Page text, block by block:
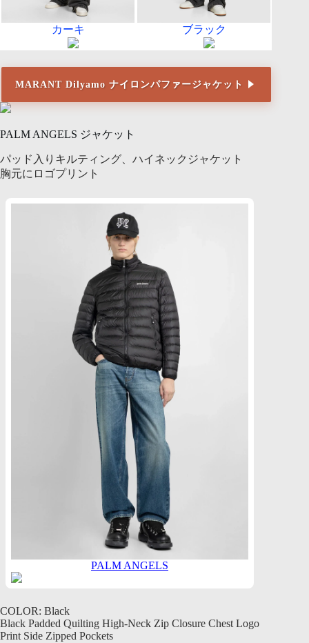
カーキ ブラック
MARANT Dilyamo ナイロンパファージャケット
PALM ANGELS ジャケット
パッド入りキルティング、ハイネックジャケット
胸元にロゴプリント
PALM ANGELS
COLOR: Black
Black Padded Quilting High-Neck Zip Closure Chest Logo
Print Side Zipped Pockets